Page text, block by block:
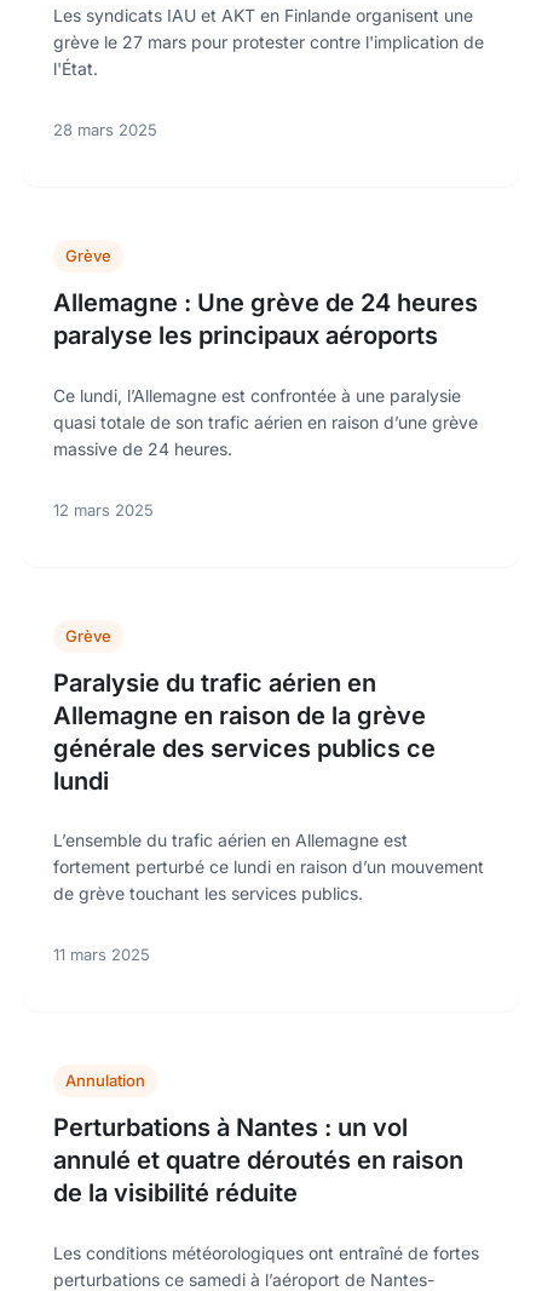
Les syndicats IAU et AKT en Finlande organisent une
grève le 27 mars pour protester contre l'implication de
l'État.
28 mars 2025
Grève
Allemagne : Une grève de 24 heures
paralyse les principaux aéroports
Ce lundi, l’Allemagne est confrontée à une paralysie
quasi totale de son trafic aérien en raison d’une grève
massive de 24 heures.
12 mars 2025
Grève
Paralysie du trafic aérien en
Allemagne en raison de la grève
générale des services publics ce
lundi
L’ensemble du trafic aérien en Allemagne est
fortement perturbé ce lundi en raison d’un mouvement
de grève touchant les services publics.
11 mars 2025
Annulation
Perturbations à Nantes : un vol
annulé et quatre déroutés en raison
de la visibilité réduite
Les conditions météorologiques ont entraîné de fortes
perturbations ce samedi à l’aéroport de Nantes-